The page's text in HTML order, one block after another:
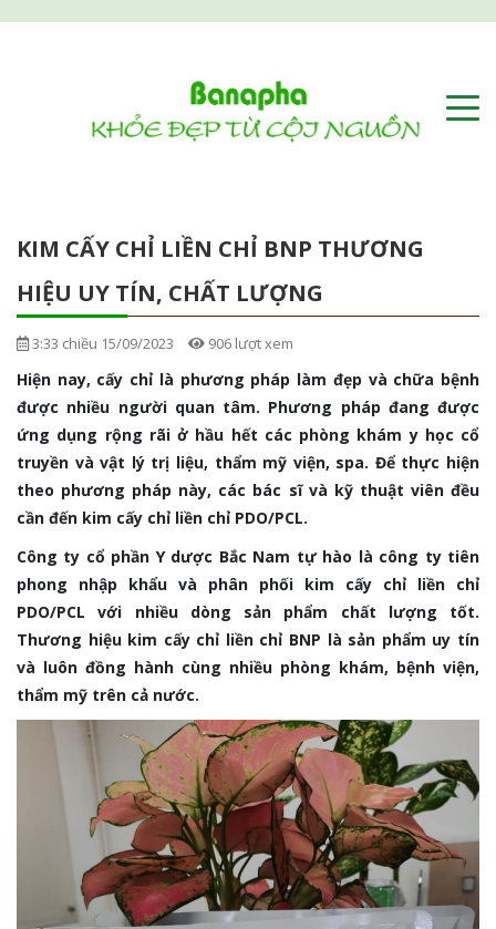
KIM CẤY CHỈ LIỀN CHỈ BNP THƯƠNG
HIỆU UY TÍN, CHẤT LƯỢNG
3:33 chiều 15/09/2023 906 lượt xem
Hiện nay, cấy chỉ là phương pháp làm đẹp và chữa bệnh
được nhiều người quan tâm. Phương pháp đang được
ứng dụng rộng rãi ở hầu hết các phòng khám y học cổ
truyền và vật lý trị liệu, thẩm mỹ viện, spa. Để thực hiện
theo phương pháp này, các bác sĩ và kỹ thuật viên đều
cần đến kim cấy chỉ liền chỉ PDO/PCL.
Công ty cổ phần Y dược Bắc Nam tự hào là công ty tiên
phong nhập khẩu và phân phối kim cấy chỉ liền chỉ
PDO/PCL với nhiều dòng sản phẩm chất lượng tốt.
Thương hiệu kim cấy chỉ liền chỉ BNP là sản phẩm uy tín
và luôn đồng hành cùng nhiều phòng khám, bệnh viện,
thẩm mỹ trên cả nước.